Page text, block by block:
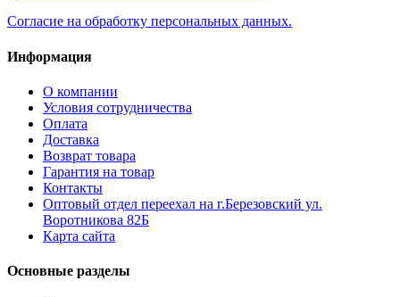
Согласие на обработку персональных данных.
Информация
О компании
Условия сотрудничества
Оплата
Доставка
Возврат товара
Гарантия на товар
Контакты
Оптовый отдел переехал на г.Березовский ул.
Воротникова 82Б
Карта сайта
Основные разделы